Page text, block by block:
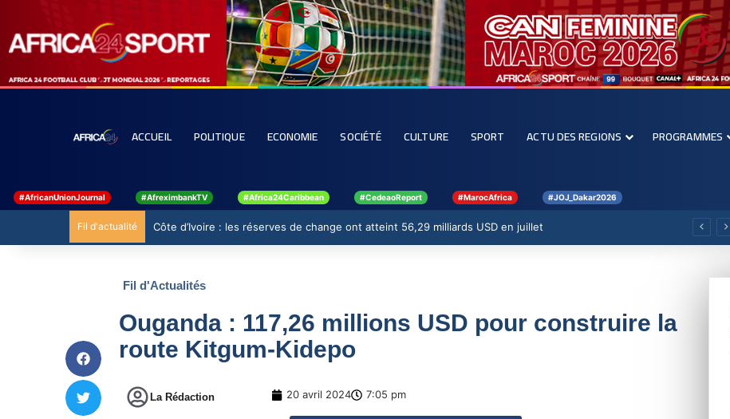
ACCUEIL POLITIQUE ECONOMIE SOCIÉTÉ CULTURE SPORT ACTU DES REGIONS PROGRAMMES
#AfricanUnionJournal #AfreximbankTV #Africa24Caribbean #CedeaoReport #MarocAfrica #JOJ_Dakar2026
Fil d'actualité Côte d’Ivoire : les réserves de change ont atteint 56,29 milliards USD en juillet
Fil d'Actualités
Ouganda : 117,26 millions USD pour construire la
route Kitgum-Kidepo
La Rédaction 20 avril 2024 7:05 pm